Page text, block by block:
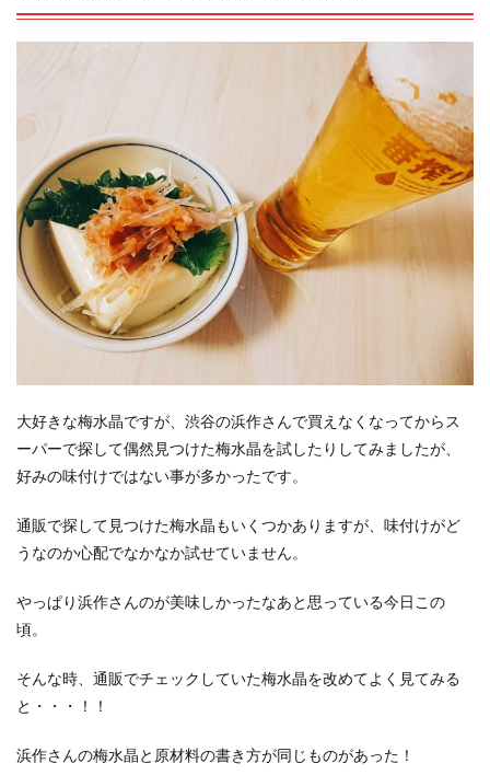
大好きな梅水晶ですが、渋谷の浜作さんで買えなくなってからス
ーパーで探して偶然見つけた梅水晶を試したりしてみましたが、
好みの味付けではない事が多かったです。
通販で探して見つけた梅水晶もいくつかありますが、味付けがど
うなのか心配でなかなか試せていません。
やっぱり浜作さんのが美味しかったなあと思っている今日この
頃。
そんな時、通販でチェックしていた梅水晶を改めてよく見てみる
と・・・！！
浜作さんの梅水晶と原材料の書き方が同じものがあった！